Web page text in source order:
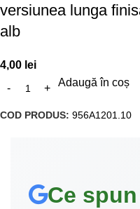
versiunea lunga
alb
4,00 lei
Adaugă în coș
COD PRODUS: 956A1201.10
Ce